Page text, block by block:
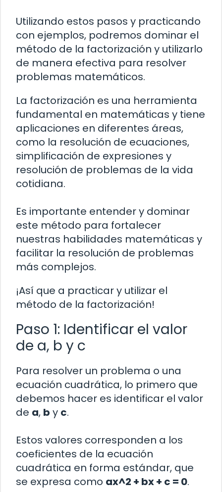
Utilizando estos pasos y practicando
con ejemplos, podremos dominar el
método de la factorización y utilizarlo
de manera efectiva para resolver
problemas matemáticos.
La factorización es una herramienta
fundamental en matemáticas y tiene
aplicaciones en diferentes áreas,
como la resolución de ecuaciones,
simplificación de expresiones y
resolución de problemas de la vida
cotidiana.
Es importante entender y dominar
este método para fortalecer
nuestras habilidades matemáticas y
facilitar la resolución de problemas
más complejos.
¡Así que a practicar y utilizar el
método de la factorización!
Paso 1: Identificar el valor
de a, b y c
Para resolver un problema o una
ecuación cuadrática, lo primero que
debemos hacer es identificar el valor
de a, b y c.
Estos valores corresponden a los
coeficientes de la ecuación
cuadrática en forma estándar, que
se expresa como ax^2 + bx + c = 0.